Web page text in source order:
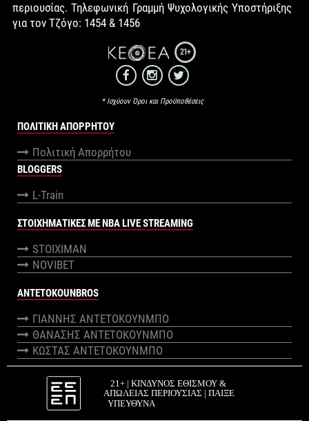
περιουσίας. Τηλεφωνική Γραμμή Ψυχολογικής Υποστήριξης
για τον Τζόγο: 1454 & 1456
21+
* Ισχύουν Όροι και Προϋποθέσεις
ΠΟΛΙΤΙΚΉ ΑΠΟΡΡΉΤΟΥ
Πολιτική Απορρήτου
BLOGGERS
L-Train
ΣΤΟΙΧΗΜΑΤΙΚΕΣ ΜΕ NBA LIVE STREAMING
STOIXIMAN
NOVIBET
ANTETOKOUNBROS
ΓΙΑΝΝΗΣ ΑΝΤΕΤΟΚΟΥΝΜΠΟ
ΘΑΝΑΣΗΣ ΑΝΤΕΤΟΚΟΥΝΜΠΟ
ΚΩΣΤΑΣ ΑΝΤΕΤΟΚΟΥΝΜΠΟ